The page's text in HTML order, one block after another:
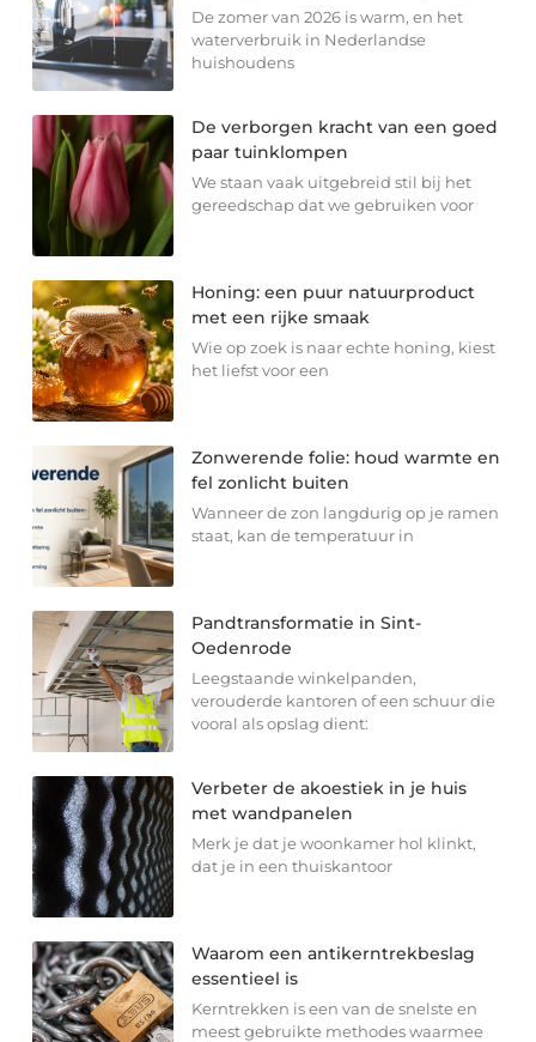
De zomer van 2026 is warm, en het
waterverbruik in Nederlandse
huishoudens
De verborgen kracht van een goed
paar tuinklompen
We staan vaak uitgebreid stil bij het
gereedschap dat we gebruiken voor
Honing: een puur natuurproduct
met een rijke smaak
Wie op zoek is naar echte honing, kiest
het liefst voor een
Zonwerende folie: houd warmte en
fel zonlicht buiten
Wanneer de zon langdurig op je ramen
staat, kan de temperatuur in
Pandtransformatie in Sint-
Oedenrode
Leegstaande winkelpanden,
verouderde kantoren of een schuur die
vooral als opslag dient:
Verbeter de akoestiek in je huis
met wandpanelen
Merk je dat je woonkamer hol klinkt,
dat je in een thuiskantoor
Waarom een antikerntrekbeslag
essentieel is
Kerntrekken is een van de snelste en
meest gebruikte methodes waarmee